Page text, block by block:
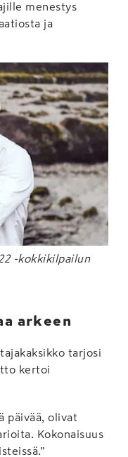
menestys
ja
-kokkikilpailun
arkeen
tarjosi
kertoi
päivää, olivat
Kokonaisuus